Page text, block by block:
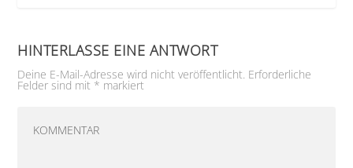
HINTERLASSE EINE ANTWORT
Deine E-Mail-Adresse wird nicht veröffentlicht. Erforderliche
Felder sind mit * markiert